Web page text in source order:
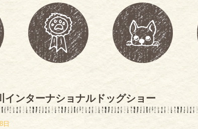
インターナショナルドッグショー
日